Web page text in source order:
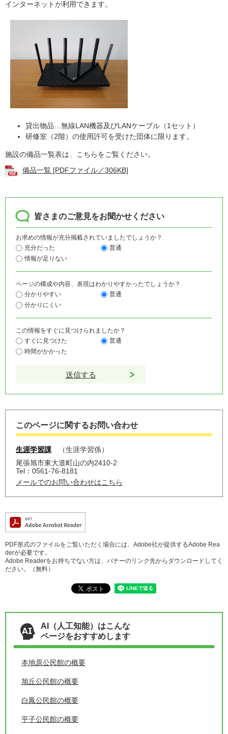
インターネットが利用できます。
貸出物品…無線LAN機器及びLANケーブル（1セット）
研修室（2階）の使用許可を受けた団体に限ります。
施設の備品一覧表は、こちらをご覧ください。
備品一覧 [PDFファイル／306KB]
皆さまのご意見をお聞かせください
お求めの情報が充分掲載されていましたでしょうか？
充分だった
普通
情報が足りない
ページの構成や内容、表現はわかりやすかったでしょうか？
分かりやすい
普通
分かりにくい
この情報をすぐに見つけられましたか？
すぐに見つけた
普通
時間がかかった
このページに関するお問い合わせ
生涯学習課
生涯学習係
尾張旭市東大道町山の内2410-2
Tel：0561-76-8181
メールでのお問い合わせはこちら
PDF形式のファイルをご覧いただく場合には、Adobe社が提供するAdobe Rea
derが必要です。
Adobe Readerをお持ちでない方は、バナーのリンク先からダウンロードしてく
ださい。（無料）
AI（人工知能）はこんな
ページをおすすめします
本地原公民館の概要
旭丘公民館の概要
白鳳公民館の概要
平子公民館の概要